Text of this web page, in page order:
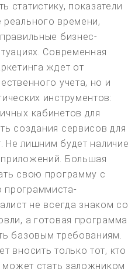
статистику, показатели
времени,
бизнес-
Современная
ждет от
учета, но и
инструментов:
кабинетов для
создания сервисов для
Не лишним будет наличие
Большая
свою программу с
не всегда знаком со
а готовая программа
базовым требованиям.
вносить только тот, кто
может стать заложником